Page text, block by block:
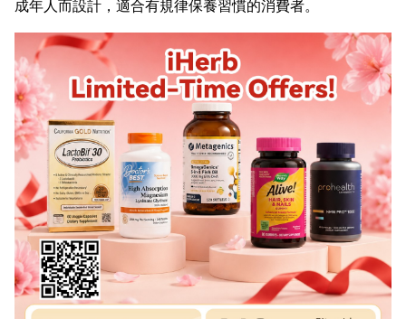
成年人而設計，適合有規律保養習慣的消費者。